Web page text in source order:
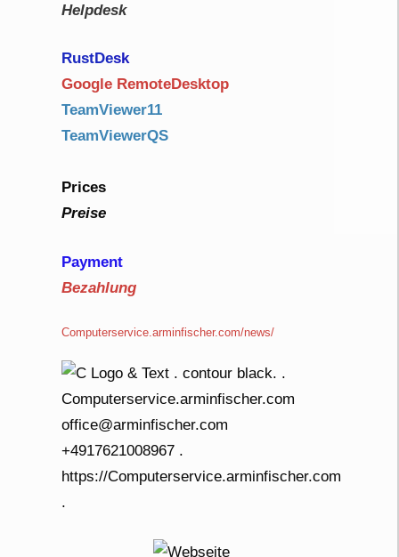
Helpdesk
RustDesk
Google RemoteDesktop
TeamViewer11
TeamViewerQS
Prices
Preise
Payment
Bezahlung
Computerservice.arminfischer.com/news/